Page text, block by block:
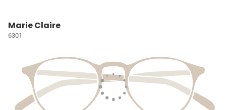
Marie Claire
6301